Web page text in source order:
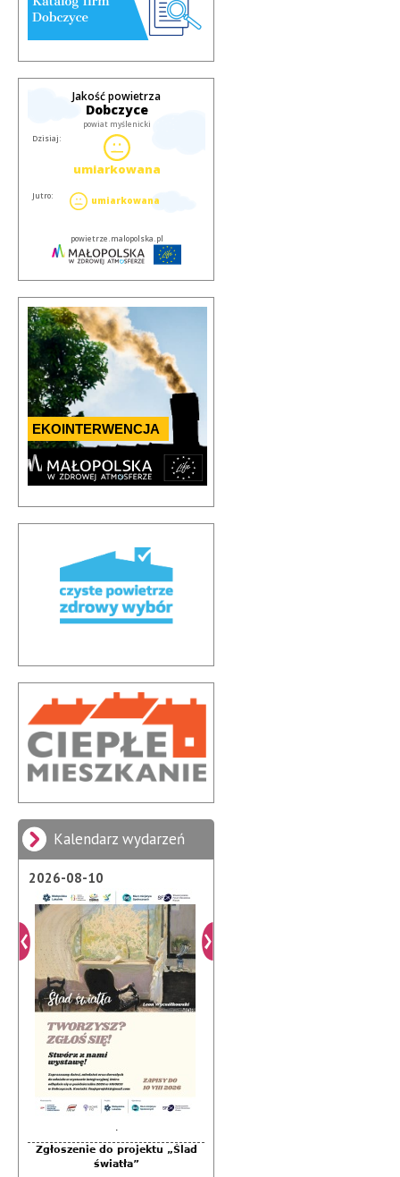
Kalendarz wydarzeń
2026-08-10
.
Zgłoszenie do projektu „Ślad
światła”
2026-08-21
.
Warsztaty artystyczno-
integracyjne towarzyszące